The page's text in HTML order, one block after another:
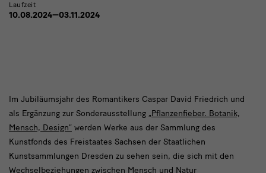
Laufzeit
10.08.2024—03.11.2024
Im
Jubiläumsjahr
Im Jubiläumsjahr des Romantikers Caspar David Friedrich und
als Ergänzung zur Sonderausstellung „Pflanzenfieber. Botanik,
Mensch, Design“ werden Werke aus der Sammlung des
Kunstfonds des Freistaates Sachsen der Staatlichen
Kunstsammlungen Dresden zu sehen sein, die sich mit den
Wechselbeziehungen zwischen Mensch und Natur